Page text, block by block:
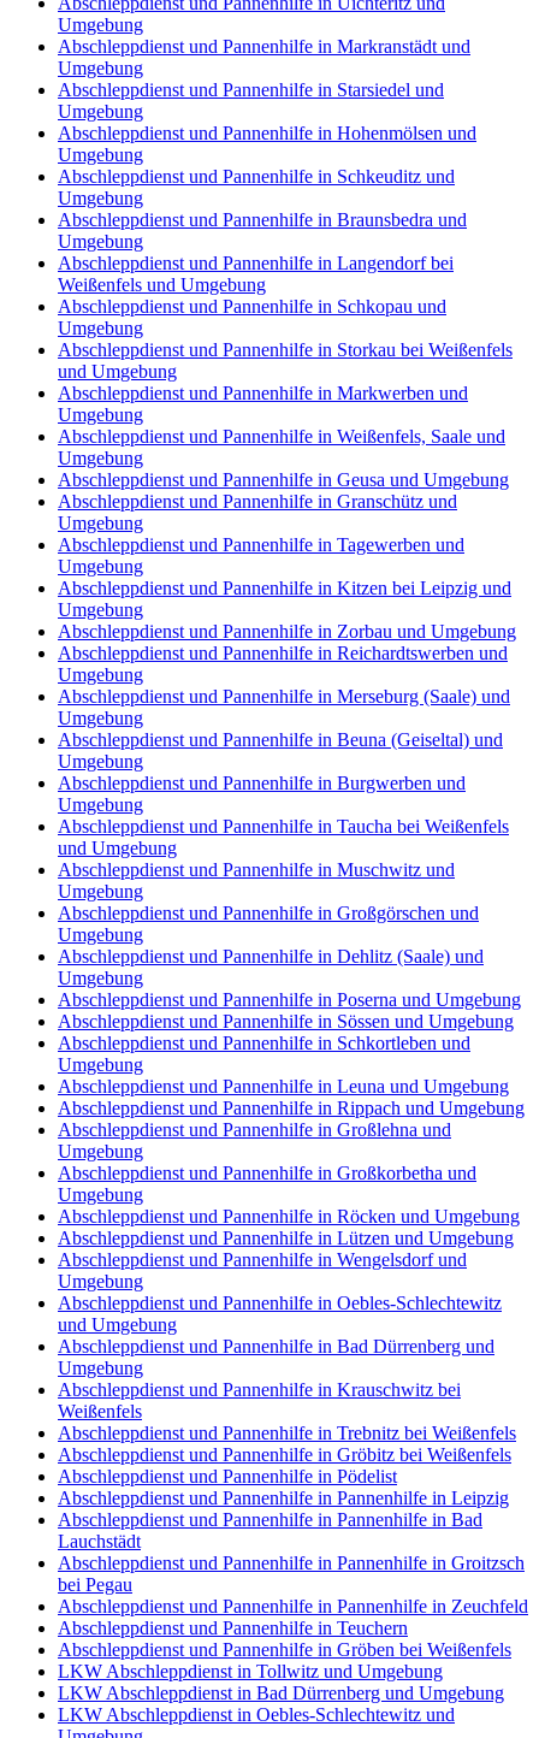
Umgebung
Abschleppdienst und Pannenhilfe in Markranstädt und
Umgebung
Abschleppdienst und Pannenhilfe in Starsiedel und
Umgebung
Abschleppdienst und Pannenhilfe in Hohenmölsen und
Umgebung
Abschleppdienst und Pannenhilfe in Schkeuditz und
Umgebung
Abschleppdienst und Pannenhilfe in Braunsbedra und
Umgebung
Abschleppdienst und Pannenhilfe in Langendorf bei
Weißenfels und Umgebung
Abschleppdienst und Pannenhilfe in Schkopau und
Umgebung
Abschleppdienst und Pannenhilfe in Storkau bei Weißenfels
und Umgebung
Abschleppdienst und Pannenhilfe in Markwerben und
Umgebung
Abschleppdienst und Pannenhilfe in Weißenfels, Saale und
Umgebung
Abschleppdienst und Pannenhilfe in Geusa und Umgebung
Abschleppdienst und Pannenhilfe in Granschütz und
Umgebung
Abschleppdienst und Pannenhilfe in Tagewerben und
Umgebung
Abschleppdienst und Pannenhilfe in Kitzen bei Leipzig und
Umgebung
Abschleppdienst und Pannenhilfe in Zorbau und Umgebung
Abschleppdienst und Pannenhilfe in Reichardtswerben und
Umgebung
Abschleppdienst und Pannenhilfe in Merseburg (Saale) und
Umgebung
Abschleppdienst und Pannenhilfe in Beuna (Geiseltal) und
Umgebung
Abschleppdienst und Pannenhilfe in Burgwerben und
Umgebung
Abschleppdienst und Pannenhilfe in Taucha bei Weißenfels
und Umgebung
Abschleppdienst und Pannenhilfe in Muschwitz und
Umgebung
Abschleppdienst und Pannenhilfe in Großgörschen und
Umgebung
Abschleppdienst und Pannenhilfe in Dehlitz (Saale) und
Umgebung
Abschleppdienst und Pannenhilfe in Poserna und Umgebung
Abschleppdienst und Pannenhilfe in Sössen und Umgebung
Abschleppdienst und Pannenhilfe in Schkortleben und
Umgebung
Abschleppdienst und Pannenhilfe in Leuna und Umgebung
Abschleppdienst und Pannenhilfe in Rippach und Umgebung
Abschleppdienst und Pannenhilfe in Großlehna und
Umgebung
Abschleppdienst und Pannenhilfe in Großkorbetha und
Umgebung
Abschleppdienst und Pannenhilfe in Röcken und Umgebung
Abschleppdienst und Pannenhilfe in Lützen und Umgebung
Abschleppdienst und Pannenhilfe in Wengelsdorf und
Umgebung
Abschleppdienst und Pannenhilfe in Oebles-Schlechtewitz
und Umgebung
Abschleppdienst und Pannenhilfe in Bad Dürrenberg und
Umgebung
Abschleppdienst und Pannenhilfe in Krauschwitz bei
Weißenfels
Abschleppdienst und Pannenhilfe in Trebnitz bei Weißenfels
Abschleppdienst und Pannenhilfe in Gröbitz bei Weißenfels
Abschleppdienst und Pannenhilfe in Pödelist
Abschleppdienst und Pannenhilfe in Pannenhilfe in Leipzig
Abschleppdienst und Pannenhilfe in Pannenhilfe in Bad
Lauchstädt
Abschleppdienst und Pannenhilfe in Pannenhilfe in Groitzsch
bei Pegau
Abschleppdienst und Pannenhilfe in Pannenhilfe in Zeuchfeld
Abschleppdienst und Pannenhilfe in Teuchern
Abschleppdienst und Pannenhilfe in Gröben bei Weißenfels
LKW Abschleppdienst in Tollwitz und Umgebung
LKW Abschleppdienst in Bad Dürrenberg und Umgebung
LKW Abschleppdienst in Oebles-Schlechtewitz und